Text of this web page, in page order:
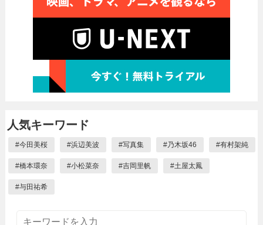
人気キーワード
#今田美桜 #浜辺美波 #写真集 #乃木坂46 #有村架純
#橋本環奈 #小松菜奈 #吉岡里帆 #土屋太鳳
#与田祐希